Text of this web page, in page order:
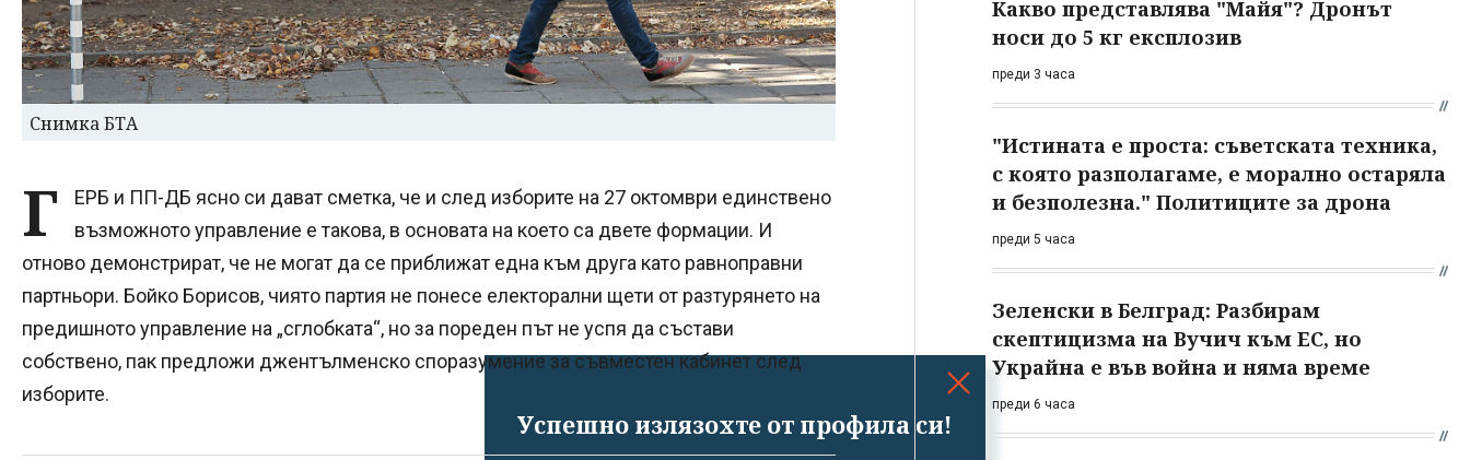
Успешно излязохте от профила си!
Снимка БТА
Г
ЕРБ и ПП-ДБ ясно си дават сметка, че и след изборите на 27 октомври единствено
възможното управление е такова, в основата на което са двете формации. И
отново демонстрират, че не могат да се приближат една към друга като равноправни
партньори. Бойко Борисов, чиято партия не понесе електорални щети от разтурянето на
предишното управление на „сглобката“, но за пореден път не успя да състави
собствено, пак предложи джентълменско споразумение за съвместен кабинет след
изборите.
Какво представлява "Майя"? Дронът
носи до 5 кг експлозив
преди 3 часа
"Истината е проста: съветската техника,
с която разполагаме, е морално остаряла
и безполезна." Политиците за дрона
преди 5 часа
Зеленски в Белград: Разбирам
скептицизма на Вучич към ЕС, но
Украйна е във война и няма време
преди 6 часа